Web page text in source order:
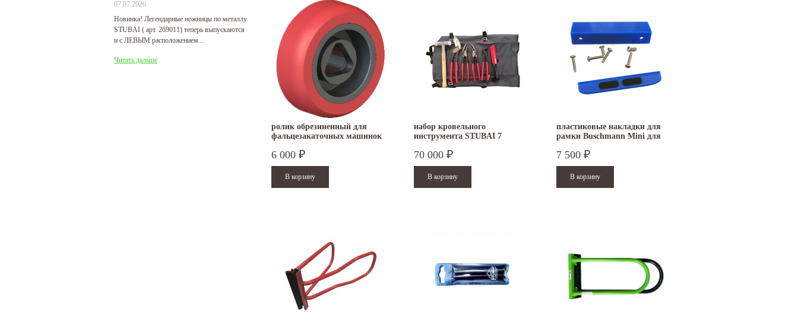
07.07.2026
Новинка! Легендарные ножницы по металлу
STUBAI ( арт. 269011) теперь выпускаются
и с ЛЕВЫМ расположением...
Читать дальше
Режим работы офисов в новогодние
праздники 2025 - 2026 г.: г. Москва: 29, 30
декабря - работаем в...
Читать дальше
01 по 04 мая - выходные дни с 05 по 07 мая
- работаем в...
Читать дальше
Международной промышленной выставке
"Металл-Экспо'2024", которая пройдет...
Читать дальше
ролик обрезиненный для
фальцезакаточных машинок
6 000 ₽
набор кровельного
инструмента STUBAI 7
70 000 ₽
пластиковые накладки для
рамки Buschmann Mini для
7 500 ₽